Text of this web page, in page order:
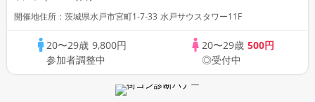
開催地住所：茨城県水戸市宮町1-7-33 水戸サウスタワー11F
20〜29歳 9,800円
参加者調整中
20〜29歳 500円
◎受付中